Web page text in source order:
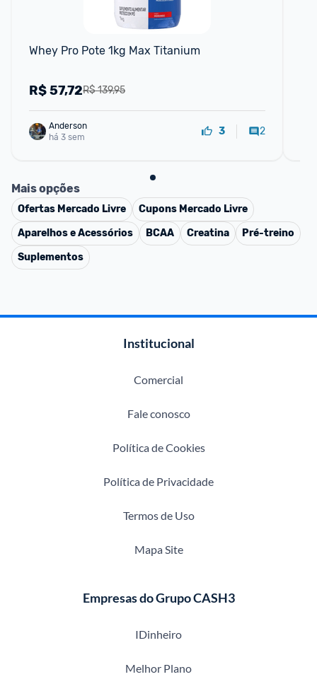
Whey Pro Pote 1kg Max Titanium
R$ 139,95
R$57,72
Anderson
há 3 sem
3 2
Mais opções
Ofertas Mercado Livre Cupons Mercado Livre
Aparelhos e Acessórios
BCAA Creatina
Pré-treino
Suplementos
Institucional
Comercial
Fale conosco
Política de Cookies
Política de Privacidade
Termos de Uso
Mapa Site
Empresas do Grupo CASH3
IDinheiro
Melhor Plano